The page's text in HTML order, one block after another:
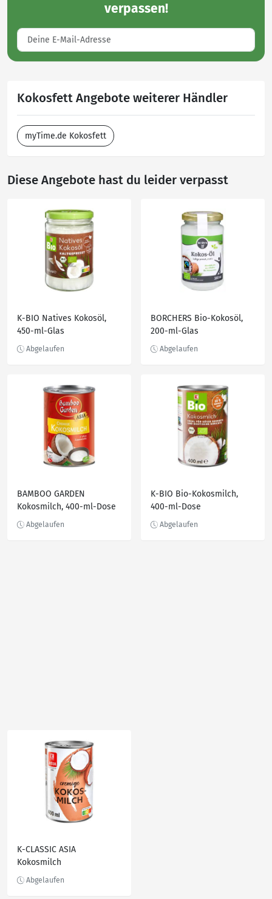
verpassen!
Kokosfett Angebote weiterer Händler
myTime.de Kokosfett
Diese Angebote hast du leider verpasst
K-BIO Natives Kokosöl,
450-ml-Glas
BORCHERS Bio-Kokosöl,
200-ml-Glas
BAMBOO GARDEN
Kokosmilch, 400-ml-Dose
K-BIO Bio-Kokosmilch,
400-ml-Dose
K-CLASSIC ASIA
Kokosmilch